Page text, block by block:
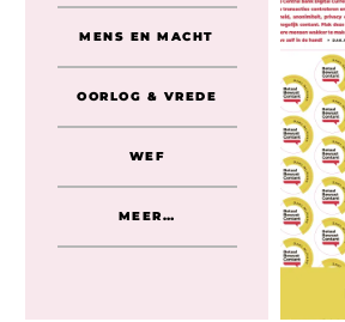
MENS EN MACHT
OORLOG & VREDE
WEF
MEER…